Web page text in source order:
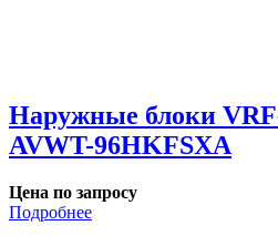
Наружные блоки
AVWT-96HKFSXA
Цена по запросу
Подробнее